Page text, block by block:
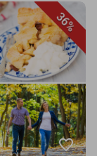
36%
favorite_border